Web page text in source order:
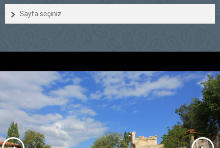
Sayfa seçiniz...